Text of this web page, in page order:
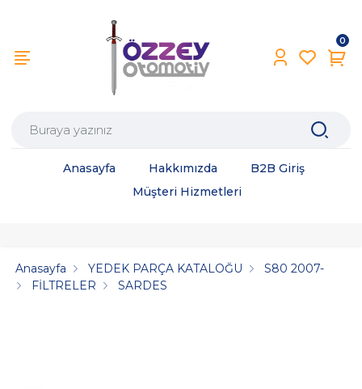
0
Anasayfa Hakkımızda
B2B Giriş
Müşteri Hizmetleri
Anasayfa YEDEK PARÇA KATALOĞU
S80 2007-
FİLTRELER
SARDES